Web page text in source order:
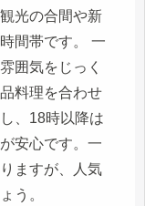
光の合間や新
間帯です。 一
囲気をじっく
料理を合わせ
、18時以降は
安心です。一
ますが、人気
う。